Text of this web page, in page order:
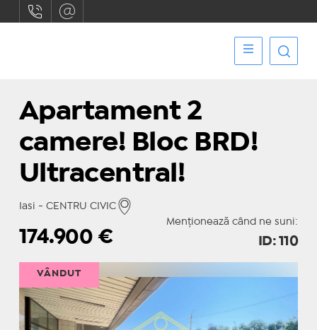
Apartament 2
camere! Bloc BRD!
Ultracentral!
Iasi - CENTRU CIVIC
Menționează când ne suni:
174.900 € ID: 110
VÂNDUT